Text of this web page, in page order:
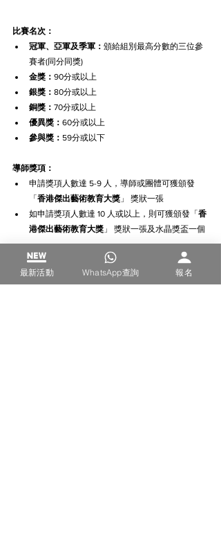
比賽名次：
冠軍、亞軍及季軍： 頒給組別最高分數的三位參
賽者(同分同獎)
金獎： 90分或以上
銀獎： 80分或以上
銅獎： 70分或以上
優異獎： 60分或以上
參與獎： 59分或以下
導師獎項：
申請獎項人數達 5-9 人，導師或團體可獲頒發
「香港傑出藝術教育大獎 」 獎狀一張
如申請獎項人數達 10 人或以上，則可獲頒發「香
港傑出藝術教育大獎 」 獎狀一張及水晶獎盃一個
評分準則
最新活動 WhatsApp查詢 報名